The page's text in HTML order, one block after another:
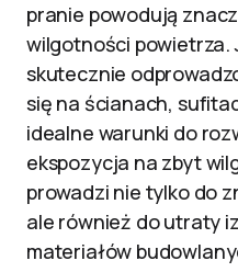
pranie powodują
wilgotności powietrza.
skutecznie
się na ścianach,
idealne warunki do
ekspozycja na zbyt
prowadzi nie tylko do
ale również do utraty
materiałów